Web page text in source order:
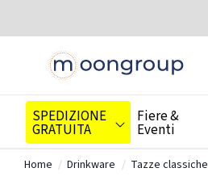
SPEDIZIONE
GRATUITA
Fiere &
Eventi
Home Drinkware Tazze classiche